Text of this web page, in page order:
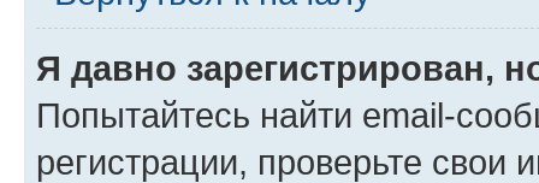
Я давно зарегистрирован,
Попытайтесь найти email-
регистрации, проверьте свои